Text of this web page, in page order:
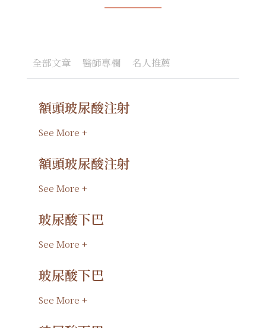
全部文章 醫師專欄 名人推薦
額頭玻尿酸注射
See More +
額頭玻尿酸注射
See More +
玻尿酸下巴
See More +
玻尿酸下巴
See More +
頁